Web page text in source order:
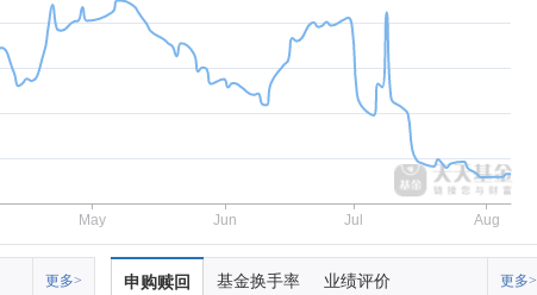
May Jun Jul Aug
更多> 申购赎回 基金换手率 业绩评价 更多>